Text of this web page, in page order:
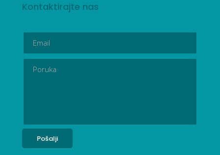
Kontaktirajte nas